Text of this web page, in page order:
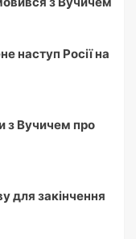
наступ Росії на
з Вучичем про
для закінчення